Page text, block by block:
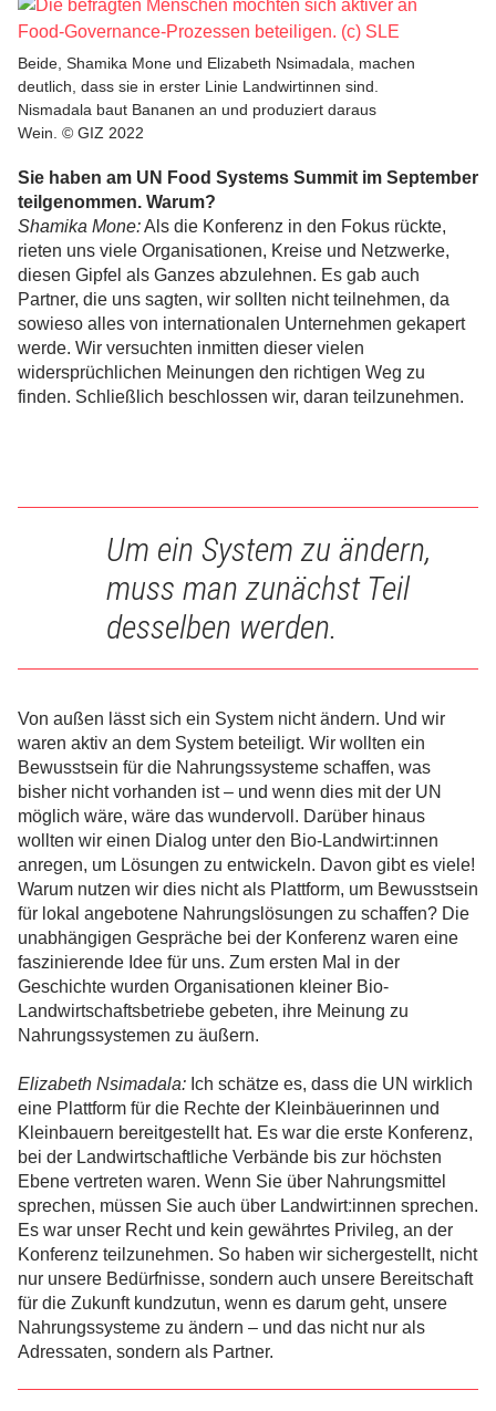
Beide, Shamika Mone und Elizabeth Nsimadala, machen
deutlich, dass sie in erster Linie Landwirtinnen sind.
Nismadala baut Bananen an und produziert daraus
Wein. © GIZ 2022
Sie haben am UN Food Systems Summit im September
teilgenommen. Warum?
Shamika Mone:Als die Konferenz in den Fokus rückte,
rieten uns viele Organisationen, Kreise und Netzwerke,
diesen Gipfel als Ganzes abzulehnen. Es gab auch
Partner, die uns sagten, wir sollten nicht teilnehmen, da
sowieso alles von internationalen Unternehmen gekapert
werde. Wir versuchten inmitten dieser vielen
widersprüchlichen Meinungen den richtigen Weg zu
finden. Schließlich beschlossen wir, daran teilzunehmen.
Um ein System zu ändern,
muss man zunächst Teil
desselben werden.
Von außen lässt sich ein System nicht ändern. Und wir
waren aktiv an dem System beteiligt. Wir wollten ein
Bewusstsein für die Nahrungssysteme schaffen, was
bisher nicht vorhanden ist – und wenn dies mit der UN
möglich wäre, wäre das wundervoll. Darüber hinaus
wollten wir einen Dialog unter den Bio-Landwirt:innen
anregen, um Lösungen zu entwickeln. Davon gibt es viele!
Warum nutzen wir dies nicht als Plattform, um Bewusstsein
für lokal angebotene Nahrungslösungen zu schaffen? Die
unabhängigen Gespräche bei der Konferenz waren eine
faszinierende Idee für uns. Zum ersten Mal in der
Geschichte wurden Organisationen kleiner Bio-
Landwirtschaftsbetriebe gebeten, ihre Meinung zu
Nahrungssystemen zu äußern.
Elizabeth Nsimadala: Ich schätze es, dass die UN wirklich
eine Plattform für die Rechte der Kleinbäuerinnen und
Kleinbauern bereitgestellt hat. Es war die erste Konferenz,
bei der Landwirtschaftliche Verbände bis zur höchsten
Ebene vertreten waren. Wenn Sie über Nahrungsmittel
sprechen, müssen Sie auch über Landwirt:innen sprechen.
Es war unser Recht und kein gewährtes Privileg, an der
Konferenz teilzunehmen. So haben wir sichergestellt, nicht
nur unsere Bedürfnisse, sondern auch unsere Bereitschaft
für die Zukunft kundzutun, wenn es darum geht, unsere
Nahrungssysteme zu ändern – und das nicht nur als
Adressaten, sondern als Partner.